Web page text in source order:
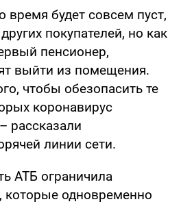
время будет совсем пуст,
покупателей, но как
пенсионер,
выйти из помещения.
чтобы обезопасить те
коронавирус
рассказали
линии сети.
АТБ ограничила
которые одновременно